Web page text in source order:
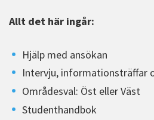
Allt det här ingår:
Hjälp med ansökan
Intervju, informationsträffar
Områdesval: Öst eller Väst
Studenthandbok